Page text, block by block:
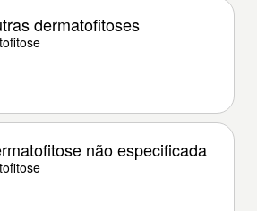
dermatofitoses
não especificada